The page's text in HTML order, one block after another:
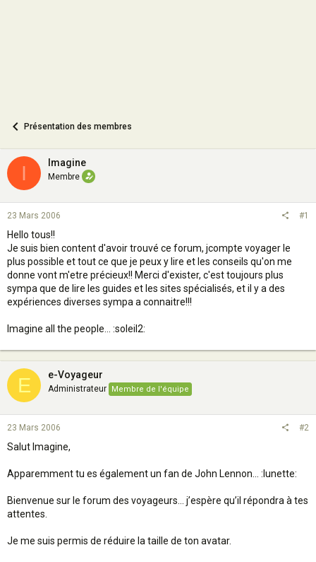
Présentation des membres
I Imagine
Membre
23 Mars 2006 #1
Hello tous!!
Je suis bien content d'avoir trouvé ce forum, jcompte voyager le
plus possible et tout ce que je peux y lire et les conseils qu'on me
donne vont m'etre précieux!! Merci d'exister, c'est toujours plus
sympa que de lire les guides et les sites spécialisés, et il y a des
expériences diverses sympa a connaitre!!!
Imagine all the people... :soleil2:
E e-Voyageur
Administrateur Membre de l'équipe
23 Mars 2006 #2
Salut Imagine,
Apparemment tu es également un fan de John Lennon... :lunette:
Bienvenue sur le forum des voyageurs… j’espère qu’il répondra à tes
attentes.
Je me suis permis de réduire la taille de ton avatar.